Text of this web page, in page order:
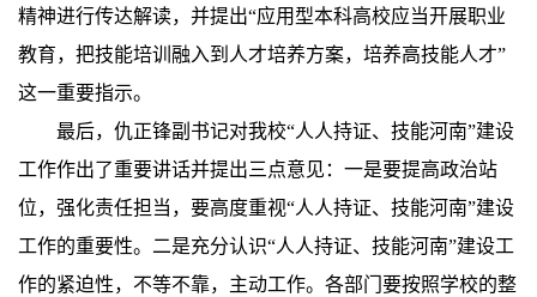
精神进行传达解读，并提出“应用型本科高校应当开展职业
教育，把技能培训融入到人才培养方案，培养高技能人才”
这一重要指示。
最后，仇正锋副书记对我校“人人持证、技能河南”建设
工作作出了重要讲话并提出三点意见：一是要提高政治站
位，强化责任担当，要高度重视“人人持证、技能河南”建设
工作的重要性。二是充分认识“人人持证、技能河南”建设工
作的紧迫性，不等不靠，主动工作。各部门要按照学校的整